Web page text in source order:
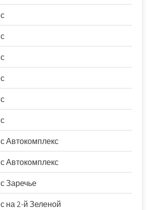
Автокомплекс
Автокомплекс
Заречье
на 2-й Зеленой